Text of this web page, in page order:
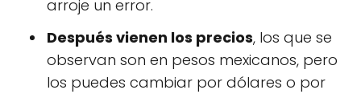
arroje un error.
Después vienen los precios, los que se
observan son en pesos mexicanos, pero
los puedes cambiar por dólares o por